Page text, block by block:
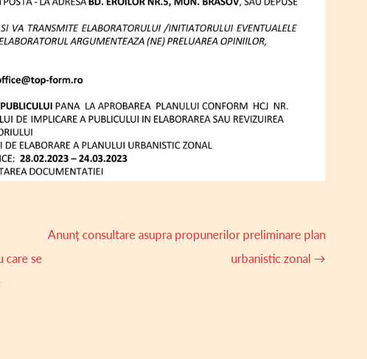
care se
Anunț consultare asupra propunerilor preliminare plan
urbanistic zonal →